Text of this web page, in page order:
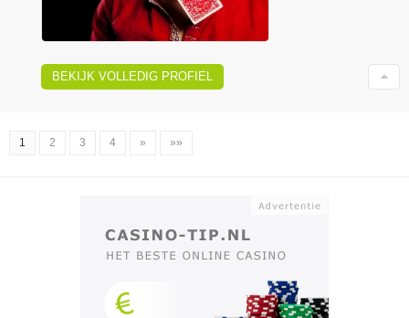
BEKIJK VOLLEDIG PROFIEL
1 2 3 4 » »»